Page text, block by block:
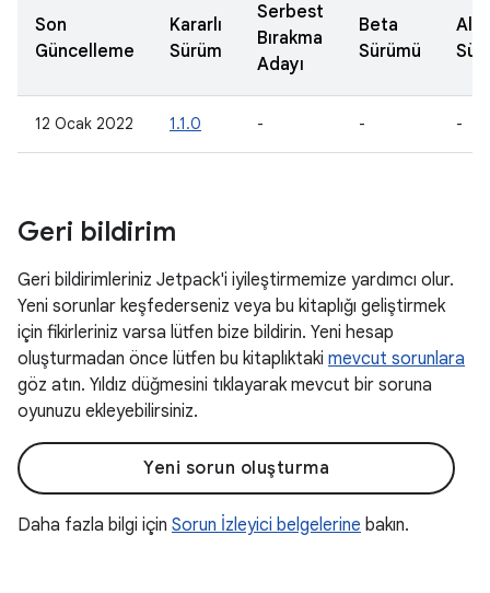
Son
Güncelleme
Kararlı
Sürüm
Serbest
Bırakma
Adayı
Beta
Sürümü
Alfa
12 Ocak 2022 1.1.0 - - -
Geri bildirim
Geri bildirimleriniz Jetpack'i iyileştirmemize yardımcı olur.
Yeni sorunlar keşfederseniz veya bu kitaplığı geliştirmek
için fikirleriniz varsa lütfen bize bildirin. Yeni hesap
oluşturmadan önce lütfen bu kitaplıktaki mevcut sorunlara
göz atın. Yıldız düğmesini tıklayarak mevcut bir soruna
oyunuzu ekleyebilirsiniz.
Yeni sorun oluşturma
Daha fazla bilgi için Sorun İzleyici belgelerine bakın.